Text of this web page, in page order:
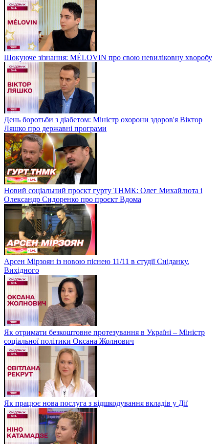
Шокуюче зізнання: MÉLOVIN про свою невиліковну хворобу
День боротьби з діабетом: Міністр охорони здоров'я Віктор
Ляшко про державні програми
Новий соціальний проєкт гурту ТНМК: Олег Михайлюта і
Олександр Сидоренко про проєкт Вдома
Арсен Мірзоян із новою піснею 11/11 в студії Сніданку.
Вихідного
Як отримати безкоштовне протезування в Україні – Міністр
соціальної політики Оксана Жолнович
Як працює нова послуга з відшкодування вкладів у Дії